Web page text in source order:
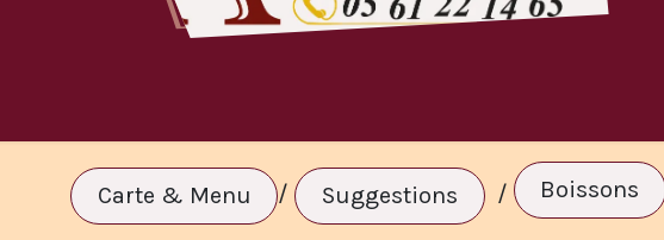
Carte & Menu / Suggestions / Boissons